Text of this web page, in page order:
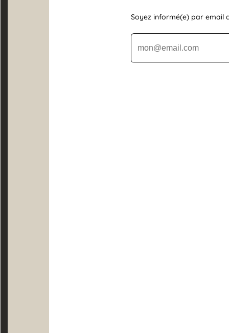
Soyez informé(e) par email